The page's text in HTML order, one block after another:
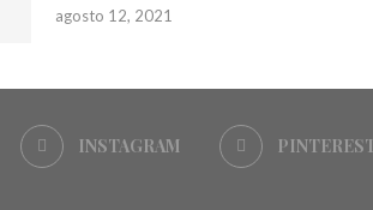
agosto 12, 2021
INSTAGRAM